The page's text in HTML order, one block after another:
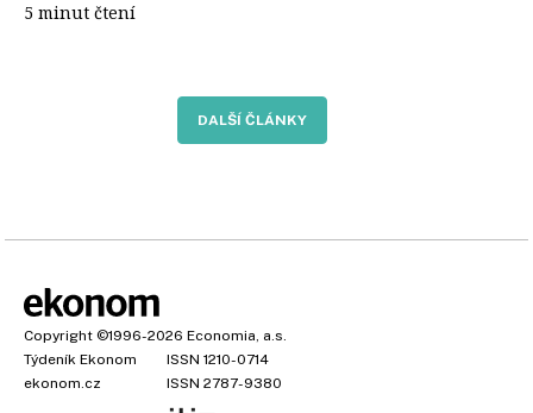
5 minut čtení
DALŠÍ ČLÁNKY
Copyright ©1996-2026 Economia, a.s.
Týdeník Ekonom
ISSN 1210-0714
ekonom.cz
ISSN 2787-9380